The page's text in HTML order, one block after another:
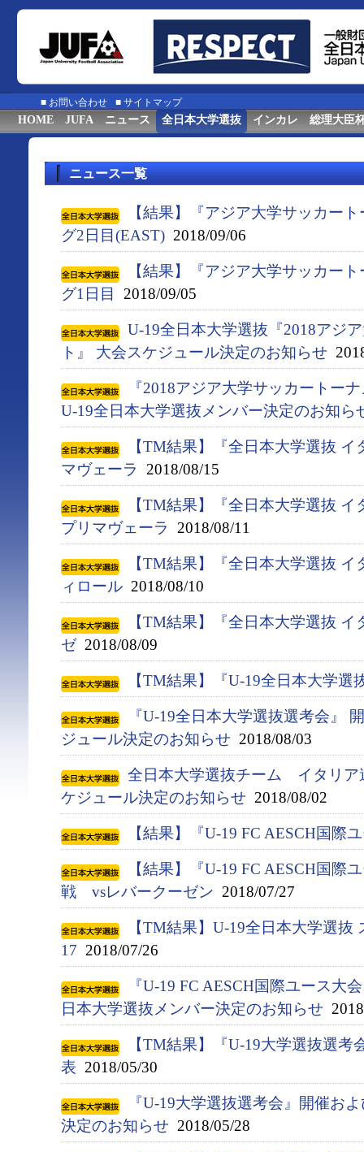
■ お問い合わせ ■ サイトマップ
HOME JUFA ニュース 全日本大学選抜 インカレ 総理大臣
ニュース一覧
【結果】『アジア大学サッカー
グ2日目(EAST) 2018/09/06
【結果】『アジア大学サッカー
グ1日目
2018/09/05
U-19全日本大学選抜『2018アジ
ト』 大会スケジュール決定のお知らせ
『2018アジア大学サッカートー
U-19全日本大学選抜メンバー決定のお知ら
【TM結果】『全日本大学選抜
マヴェーラ
2018/08/15
【TM結果】『全日本大学選抜
プリマヴェーラ
2018/08/11
【TM結果】『全日本大学選抜
ィロール 2018/08/10
【TM結果】『全日本大学選抜
ゼ2018/08/09
【TM結果】『U-19全日本大学選
『U-19全日本大学選抜選考会』
ジュール決定のお知らせ 2018/08/03
全日本大学選抜チーム イタリア
ケジュール決定のお知らせ 2018/08/02
【結果】『U-19 FC AESCH国際
【結果】『U-19 FC AESCH国際
戦 vsレバークーゼン 2018/07/27
【TM結果】U-19全日本大学選抜
17 2018/07/26
『U-19 FC AESCH国際ユース大
日本大学選抜メンバー決定のお知らせ
【TM結果】『U-19大学選抜選考
表 2018/05/30
『U-19大学選抜選考会』開催お
決定のお知らせ 2018/05/28